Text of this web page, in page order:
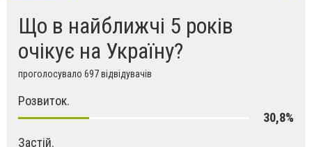
Що в найближчі 5 років
очікує на Україну?
проголосувало 697 відвідувачів
Розвиток.
30,8%
Застій.